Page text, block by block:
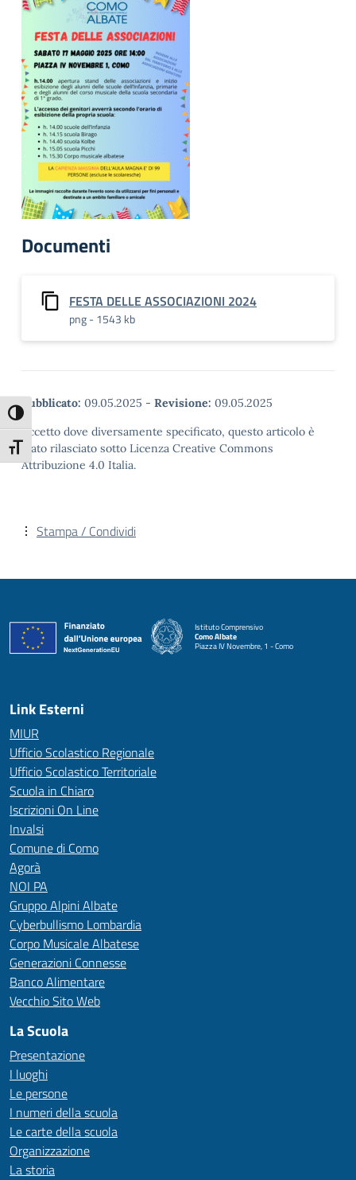
Attiva/disattiva alto contrasto
Attiva/disattiva dimensione testo
Documenti
FESTA DELLE ASSOCIAZIONI 2024
png - 1543 kb
Pubblicato: 09.05.2025 - Revisione: 09.05.2025
Eccetto dove diversamente specificato, questo articolo è
stato rilasciato sotto Licenza Creative Commons
Attribuzione 4.0 Italia.
Stampa / Condividi
Istituto Comprensivo
Como Albate
Piazza IV Novembre, 1 - Como
— Visita la pagina iniziale della scuola
Link Esterni
MIUR
Ufficio Scolastico Regionale
Ufficio Scolastico Territoriale
Scuola in Chiaro
Iscrizioni On Line
Invalsi
Comune di Como
Agorà
NOI PA
Gruppo Alpini Albate
Cyberbullismo Lombardia
Corpo Musicale Albatese
Generazioni Connesse
Banco Alimentare
Vecchio Sito Web
La Scuola
Presentazione
I luoghi
Le persone
I numeri della scuola
Le carte della scuola
Organizzazione
La storia